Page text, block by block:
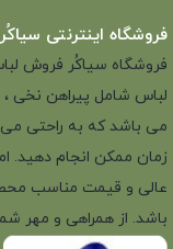
فروشگاه اینترنتی سیاکُر
لباس شامل پیراهن نخی
می باشد که به راحتی می
زمان ممکن انجام دهید.
عالی و قیمت مناسب
باشد. از همراهی و مهر